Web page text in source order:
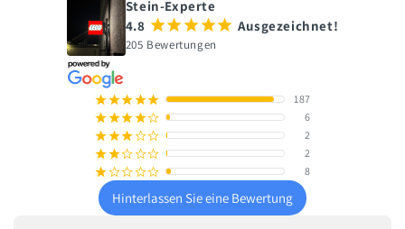
Stein-Experte
4.8 ¡¡¡¡¡ Ausgezeichnet!
205 Bewertungen
¡¡¡¡¡ 187
¡¡¡¡¢ 6
¡¡¡¢¢ 2
¡¡¢¢¢ 2
¡¢¢¢¢ 8
Hinterlassen Sie eine Bewertung